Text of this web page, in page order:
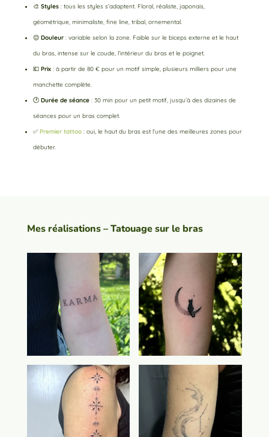
🎨 Styles: tous les styles s’adaptent. Floral, réaliste, japonais,
géométrique, minimaliste, fine line, tribal, ornemental.
😌 Douleur: variable selon la zone. Faible sur le biceps externe et le haut
du bras, intense sur le coude, l’intérieur du bras et le poignet.
💶 Prix: à partir de 80 € pour un motif simple, plusieurs milliers pour une
manchette complète.
🕐Durée de séance: 30 min pour un petit motif, jusqu’à des dizaines de
séances pour un bras complet.
✅Premier tattoo : oui, le haut du bras est l’une des meilleures zones pour
débuter.
Mes réalisations – Tatouage sur le bras